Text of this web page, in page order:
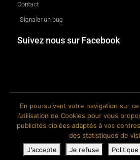
Contact
Signaler un bug
Suivez nous sur Facebook
© 2018-2026 The Ink Factory. Site web
En poursuivant votre navigation sur
l’utilisation de Cookies pour vous
publicités ciblées adaptés à vos
des statistiques de
J'accepte
Je refuse